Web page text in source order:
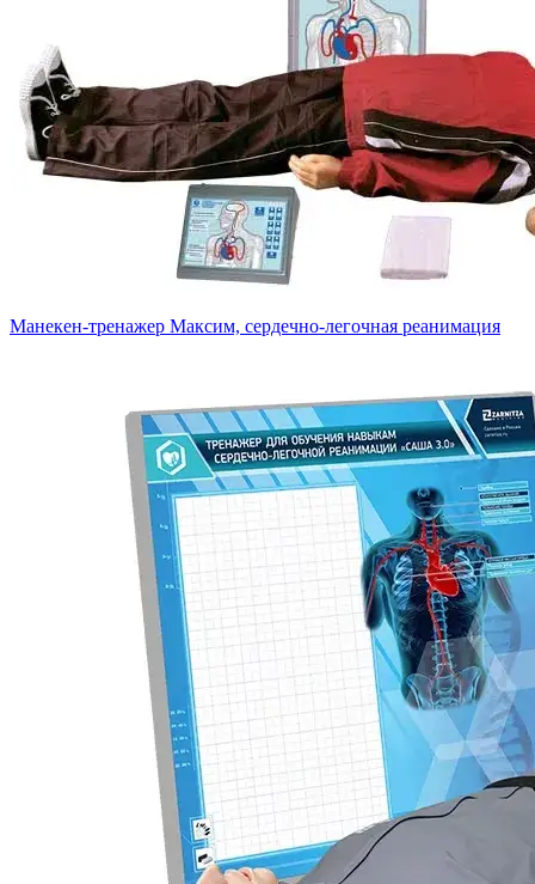
Манекен-тренажер Максим, сердечно-легочная реанимация